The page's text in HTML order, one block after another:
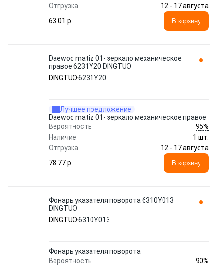
Отгрузка
12 - 17 августа
63.01 p.
В корзину
Daewoo matiz 01- зеркало механическое
правое 6231Y20 DINGTUO
DINGTUO6231Y20
Лучшее предложение
Daewoo matiz 01- зеркало механическое правое
Вероятность
95%
Наличие
1 шт.
Отгрузка
12 - 17 августа
78.77 p.
В корзину
Фонарь указателя поворота 6310Y013
DINGTUO
DINGTUO6310Y013
Фонарь указателя поворота
Вероятность
90%